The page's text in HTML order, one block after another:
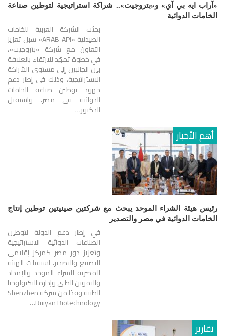
«آراب ايه بي آي» و«بتروجيت».. شراكة استراتيجية لتوطين صناعة
الخامات الدوائية
بحثت الشركة العربية للخامات
الصيدلية «ARAB API» سبل تعزيز
التعاون مع شركة «بتروجيت»،
في خطوة تمهّد للارتقاء بالعلاقة
بين الجانبين إلى مستوى الشراكة
الاستراتيجية، وذلك في إطار دعم
جهود توطين صناعة الخامات
الدوائية في مصر. واستقبل
الدكتور…
أهم الأخبار
رئيس هيئة الشراء الموحد يبحث مع شركتين صينيتين توطين إنتاج
الخامات الدوائية في مصر والتصدير
في إطار دعم الدولة لتوطين
الصناعات الدوائية الاستراتيجية
وتعزيز دور مصر كمركز إقليمي
للتصنيع والتصدير، استقبلت الهيئة
المصرية للشراء الموحد والإمداد
والتموين الطبي وإدارة التكنولوجيا
الطبية وفدًا من شركة Shenzhen
Ruiyan Biotechnology…
تقارير